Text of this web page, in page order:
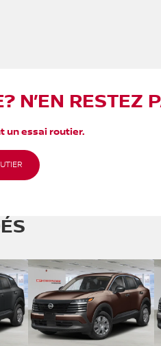
N’EN RESTEZ
un essai routier.